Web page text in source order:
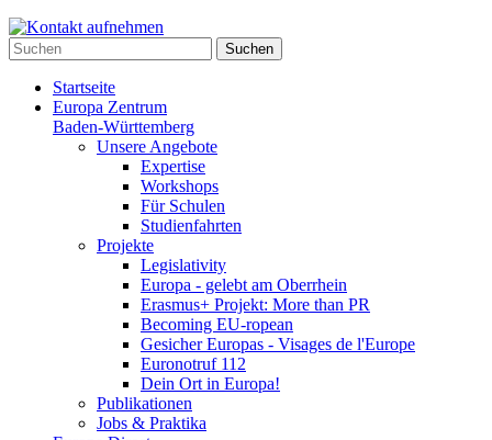
Suchen
Startseite
Europa Zentrum
Baden-Württemberg
Unsere Angebote
Expertise
Workshops
Für Schulen
Studienfahrten
Projekte
Legislativity
Europa - gelebt am Oberrhein
Erasmus+ Projekt: More than PR
Becoming EU-ropean
Gesicher Europas - Visages de l'Europe
Euronotruf 112
Dein Ort in Europa!
Publikationen
Jobs & Praktika